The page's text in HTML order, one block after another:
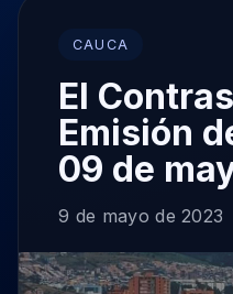
CAUCA
El
Emisión
09 de
9 de mayo de 2023